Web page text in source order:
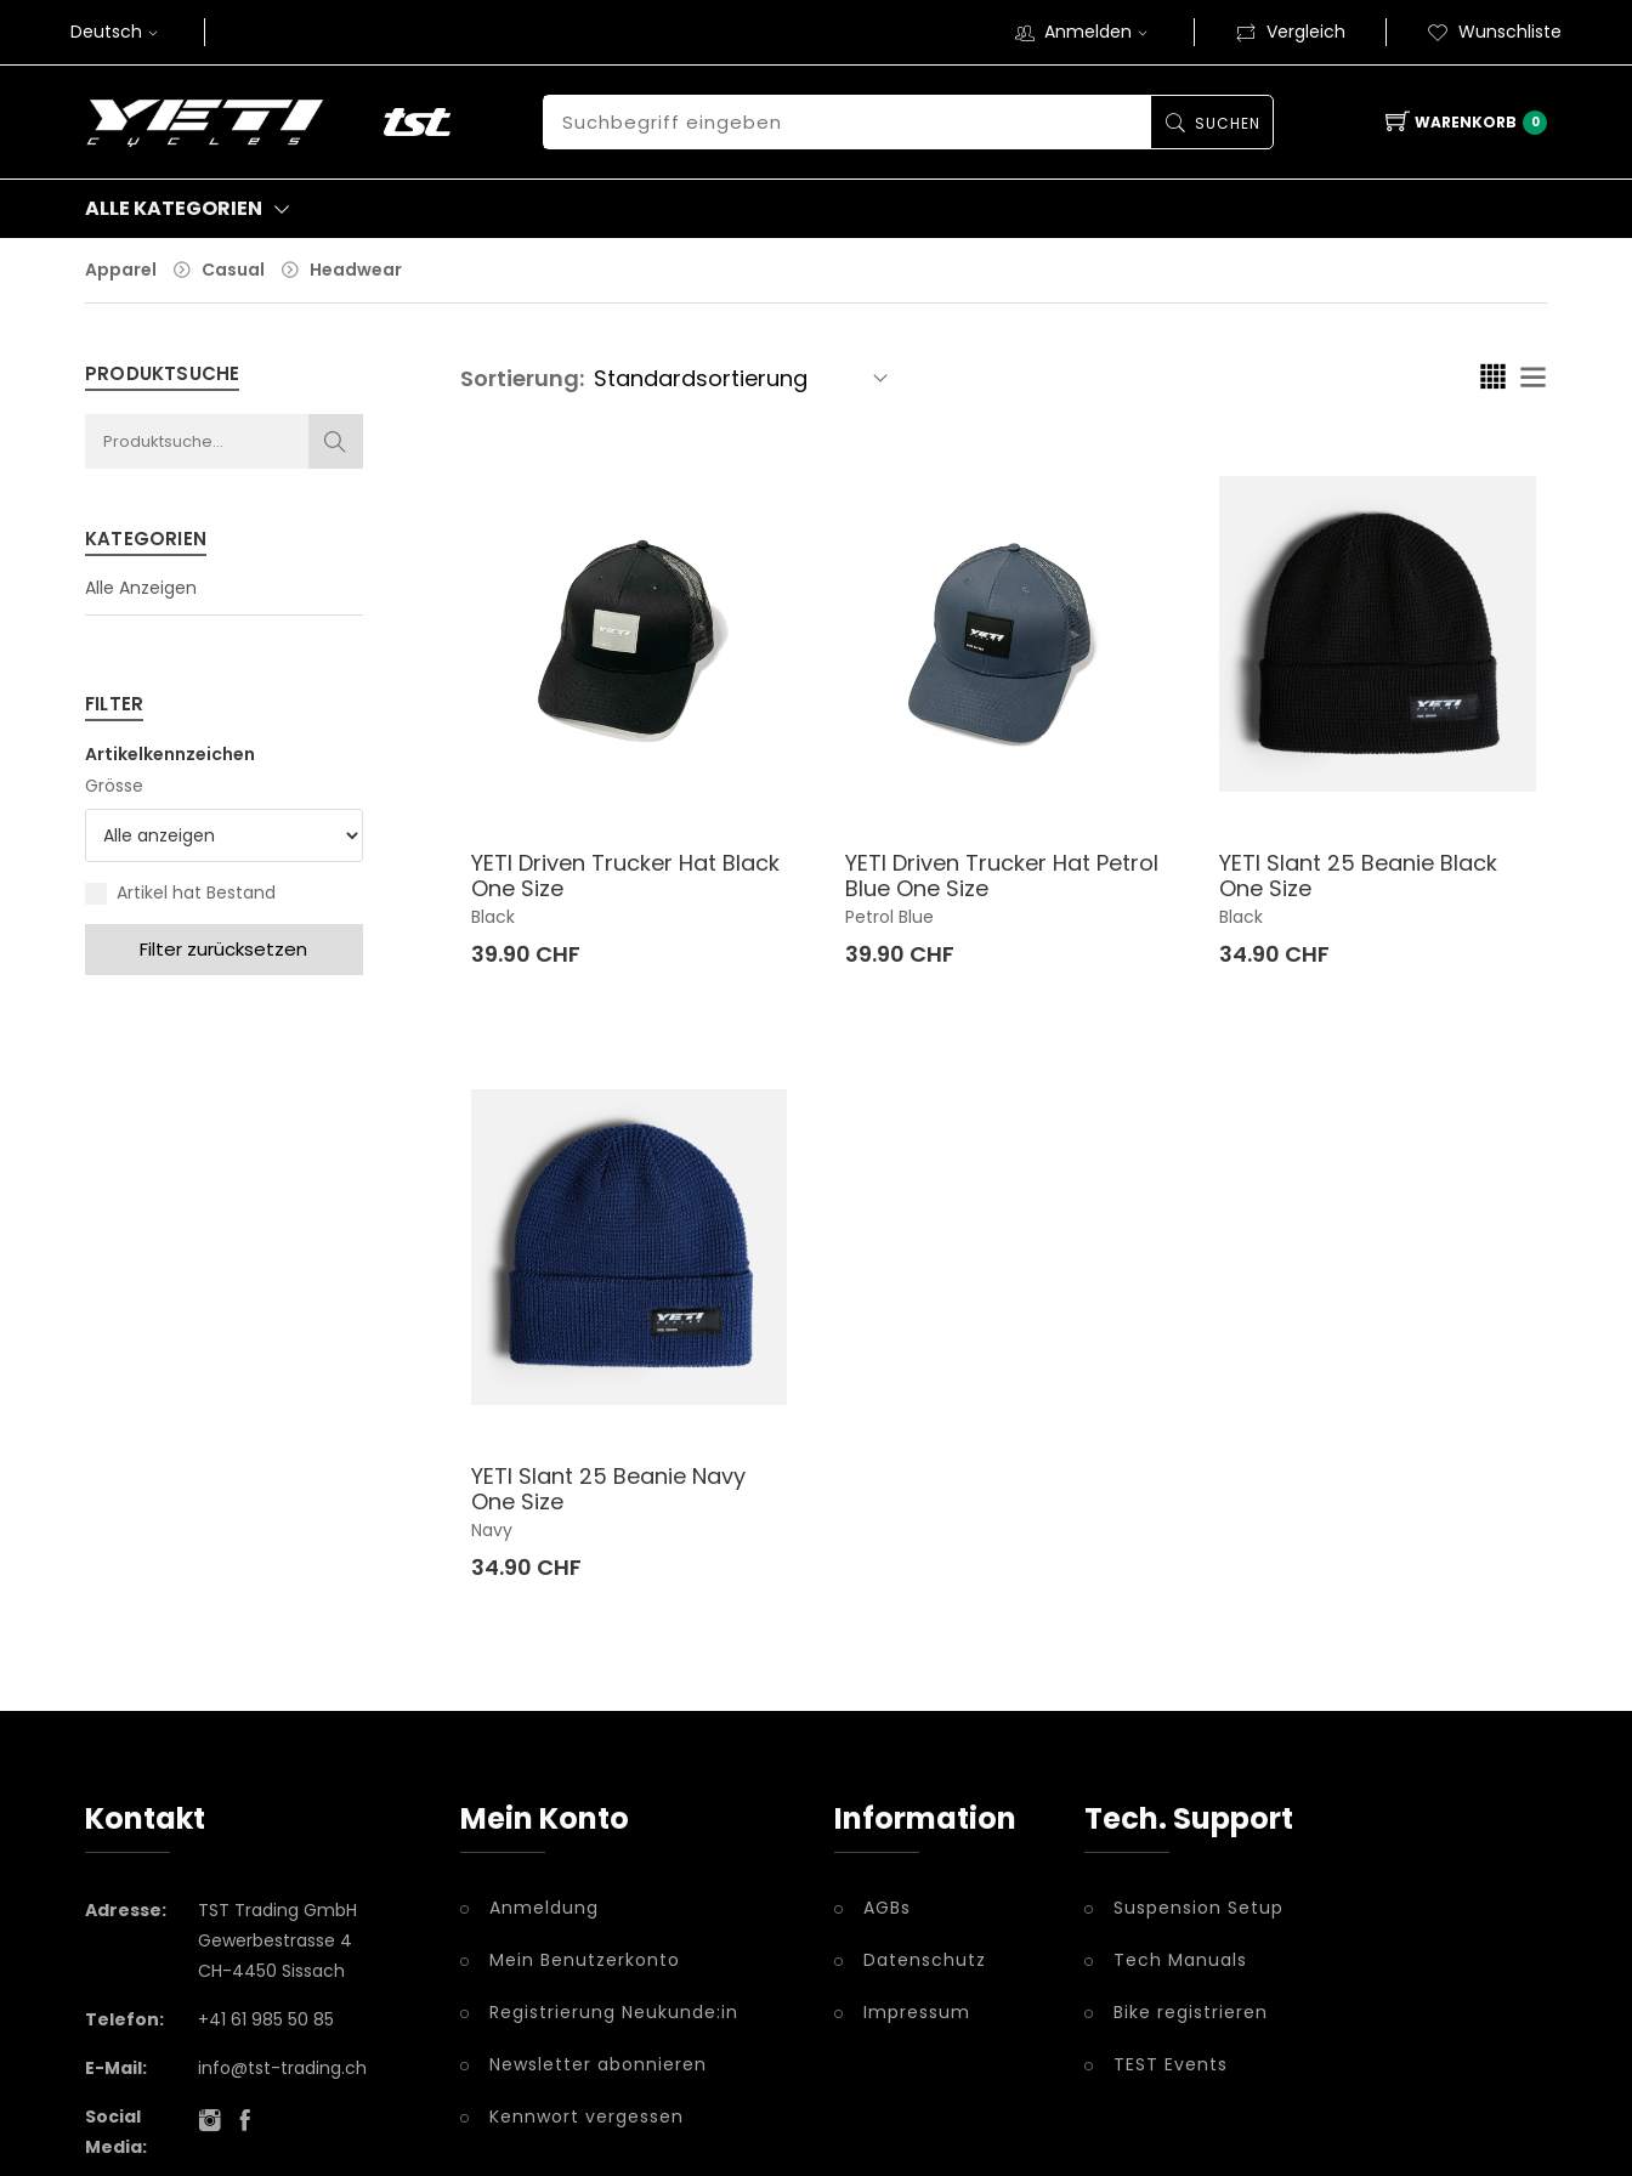
Deutsch Anmelden Vergleich Wunschliste
SUCHEN WARENKORB 0
ALLE KATEGORIEN
Apparel Casual Headwear
PRODUKTSUCHE
KATEGORIEN
Alle Anzeigen
FILTER
Artikelkennzeichen
Grösse
Artikel hat Bestand
Filter zurücksetzen
Sortierung:
YETI Driven Trucker Hat Black
One Size
Black
39.90 CHF
YETI Driven Trucker Hat Petrol
Blue One Size
Petrol Blue
39.90 CHF
YETI Slant 25 Beanie Black
One Size
Black
34.90 CHF
YETI Slant 25 Beanie Navy
One Size
Navy
34.90 CHF
Kontakt
Adresse:
TST Trading GmbH
Gewerbestrasse 4
CH-4450 Sissach
Telefon:
+41 61 985 50 85
E-Mail:
info@tst-trading.ch
Social
Media:
Mein Konto
Anmeldung
Mein Benutzerkonto
Registrierung Neukunde:in
Newsletter abonnieren
Kennwort vergessen
Information
AGBs
Datenschutz
Impressum
Tech. Support
Suspension Setup
Tech Manuals
Bike registrieren
TEST Events